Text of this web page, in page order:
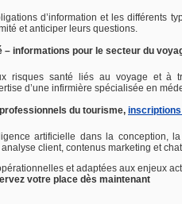
d’informationet lesdifférents
etanticiper leurs questions.
– informations pour le secteur du
risquessanté liés au voyage età
d’une infirmière spécialisée en
professionnels du tourisme, inscriptions
artificielle dans la conception,
analyse client, contenus marketing et
etadaptées aux enjeux
votre place dès maintenant